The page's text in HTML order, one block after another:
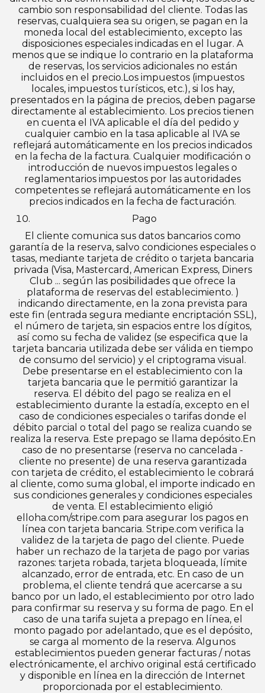
cambio son responsabilidad del cliente. Todas las
reservas, cualquiera sea su origen, se pagan en la
moneda local del establecimiento, excepto las
disposiciones especiales indicadas en el lugar. A
menos que se indique lo contrario en la plataforma
de reservas, los servicios adicionales no están
incluidos en el precio.Los impuestos (impuestos
locales, impuestos turísticos, etc.), si los hay,
presentados en la página de precios, deben pagarse
directamente al establecimiento. Los precios tienen
en cuenta el IVA aplicable el día del pedido y
cualquier cambio en la tasa aplicable al IVA se
reflejará automáticamente en los precios indicados
en la fecha de la factura. Cualquier modificación o
introducción de nuevos impuestos legales o
reglamentarios impuestos por las autoridades
competentes se reflejará automáticamente en los
precios indicados en la fecha de facturación.
Pago
El cliente comunica sus datos bancarios como
garantía de la reserva, salvo condiciones especiales o
tasas, mediante tarjeta de crédito o tarjeta bancaria
privada (Visa, Mastercard, American Express, Diners
Club ... según las posibilidades que ofrece la
plataforma de reservas del establecimiento. )
indicando directamente, en la zona prevista para
este fin (entrada segura mediante encriptación SSL),
el número de tarjeta, sin espacios entre los dígitos,
así como su fecha de validez (se especifica que la
tarjeta bancaria utilizada debe ser válida en tiempo
de consumo del servicio) y el criptograma visual.
Debe presentarse en el establecimiento con la
tarjeta bancaria que le permitió garantizar la
reserva. El débito del pago se realiza en el
establecimiento durante la estadía, excepto en el
caso de condiciones especiales o tarifas donde el
débito parcial o total del pago se realiza cuando se
realiza la reserva. Este prepago se llama depósito.En
caso de no presentarse (reserva no cancelada -
cliente no presente) de una reserva garantizada
con tarjeta de crédito, el establecimiento le cobrará
al cliente, como suma global, el importe indicado en
sus condiciones generales y condiciones especiales
de venta. El establecimiento eligió
elloha.com/stripe.com para asegurar los pagos en
línea con tarjeta bancaria. Stripe.com verifica la
validez de la tarjeta de pago del cliente. Puede
haber un rechazo de la tarjeta de pago por varias
razones: tarjeta robada, tarjeta bloqueada, límite
alcanzado, error de entrada, etc. En caso de un
problema, el cliente tendrá que acercarse a su
banco por un lado, el establecimiento por otro lado
para confirmar su reserva y su forma de pago. En el
caso de una tarifa sujeta a prepago en línea, el
monto pagado por adelantado, que es el depósito,
se carga al momento de la reserva. Algunos
establecimientos pueden generar facturas / notas
electrónicamente, el archivo original está certificado
y disponible en línea en la dirección de Internet
proporcionada por el establecimiento.